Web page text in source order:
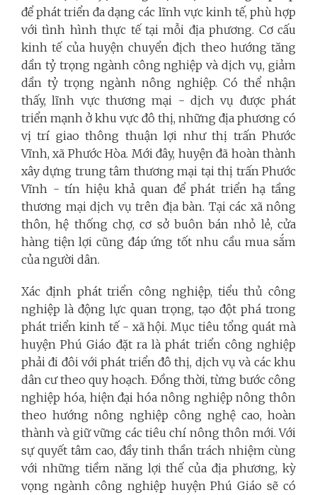
để phát triển đa dạng các lĩnh vực kinh tế, phù hợp
với tình hình thực tế tại mỗi địa phương. Cơ cấu
kinh tế của huyện chuyển địch theo hướng tăng
dần tỷ trọng ngành công nghiệp và dịch vụ, giảm
dần tỷ trọng ngành nông nghiệp. Có thể nhận
thấy, lĩnh vực thương mại - dịch vụ được phát
triển mạnh ở khu vực đô thị, những địa phương có
vị trí giao thông thuận lợi như thị trấn Phước
Vĩnh, xã Phước Hòa. Mới đây, huyện đã hoàn thành
xây dựng trung tâm thương mại tại thị trấn Phước
Vĩnh - tín hiệu khả quan để phát triển hạ tầng
thương mại dịch vụ trên địa bàn. Tại các xã nông
thôn, hệ thống chợ, cơ sở buôn bán nhỏ lẻ, cửa
hàng tiện lợi cũng đáp ứng tốt nhu cầu mua sắm
của người dân.
Xác định phát triển công nghiệp, tiểu thủ công
nghiệp là động lực quan trọng, tạo đột phá trong
phát triển kinh tế - xã hội. Mục tiêu tổng quát mà
huyện Phú Giáo đặt ra là phát triển công nghiệp
phải đi đôi với phát triển đô thị, dịch vụ và các khu
dân cư theo quy hoạch. Đồng thời, từng bước công
nghiệp hóa, hiện đại hóa nông nghiệp nông thôn
theo hướng nông nghiệp công nghệ cao, hoàn
thành và giữ vững các tiêu chí nông thôn mới. Với
sự quyết tâm cao, đầy tinh thần trách nhiệm cùng
với những tiềm năng lợi thế của địa phương, kỳ
vọng ngành công nghiệp huyện Phú Giáo sẽ có